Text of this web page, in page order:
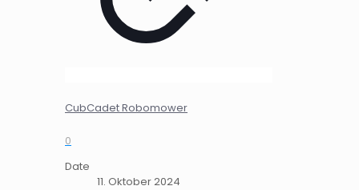
CubCadet Robomower
0
Date
11. Oktober 2024